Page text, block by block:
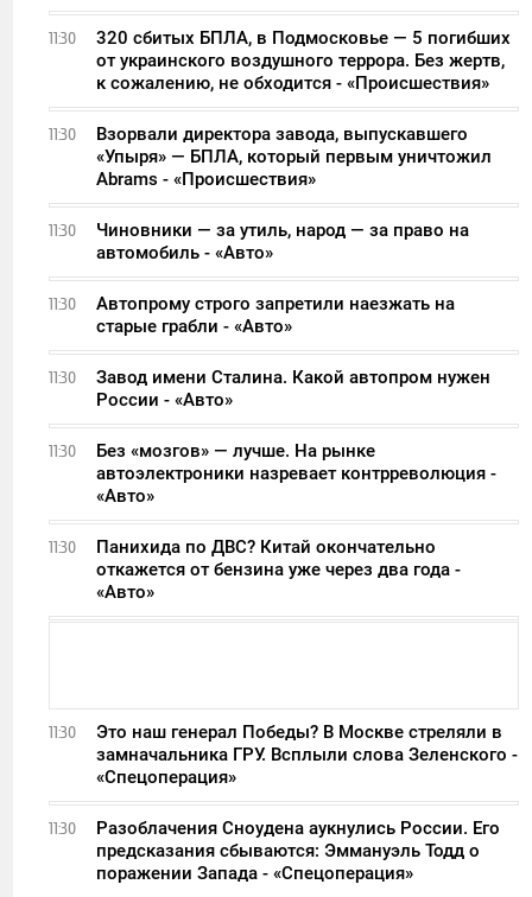
11:30
320 сбитых БПЛА, в Подмосковье — 5 погибших
от украинского воздушного террора. Без жертв,
к сожалению, не обходится - «Происшествия»
11:30
Взорвали директора завода, выпускавшего
«Упыря» — БПЛА, который первым уничтожил
Abrams - «Происшествия»
11:30
Чиновники — за утиль, народ — за право на
автомобиль - «Авто»
11:30
Автопрому строго запретили наезжать на
старые грабли - «Авто»
11:30
Завод имени Сталина. Какой автопром нужен
России - «Авто»
11:30
Без «мозгов» — лучше. На рынке
автоэлектроники назревает контрреволюция -
«Авто»
11:30
Панихида по ДВС? Китай окончательно
откажется от бензина уже через два года -
«Авто»
11:30
Это наш генерал Победы? В Москве стреляли в
замначальника ГРУ. Всплыли слова Зеленского -
«Спецоперация»
11:30
Разоблачения Сноудена аукнулись России. Его
предсказания сбываются: Эммануэль Тодд о
поражении Запада - «Спецоперация»